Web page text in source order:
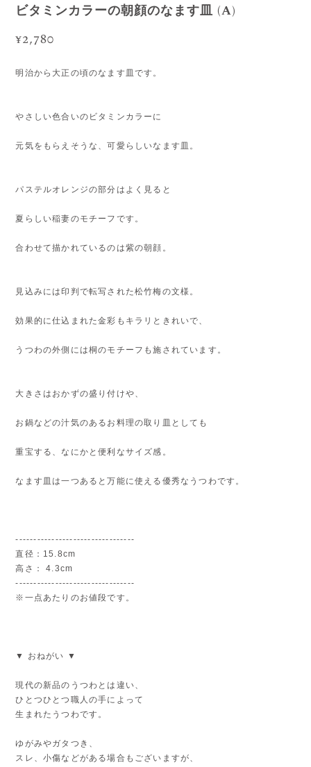
ビタミンカラーの朝顔のなます皿 (A)
¥2,780
明治から大正の頃のなます皿です。
やさしい色合いのビタミンカラーに
元気をもらえそうな、可愛らしいなます皿。
パステルオレンジの部分はよく見ると
夏らしい稲妻のモチーフです。
合わせて描かれているのは紫の朝顔。
見込みには印判で転写された松竹梅の文様。
効果的に仕込まれた金彩もキラリときれいで、
うつわの外側には桐のモチーフも施されています。
大きさはおかずの盛り付けや、
お鍋などの汁気のあるお料理の取り皿としても
重宝する、なにかと便利なサイズ感。
なます皿は一つあると万能に使える優秀なうつわです。
---------------------------------
直径：15.8cm
高さ： 4.3cm
---------------------------------
※一点あたりのお値段です。
▼ おねがい ▼
現代の新品のうつわとは違い、
ひとつひとつ職人の手によって
生まれたうつわです。
ゆがみやガタつき、
スレ、小傷などがある場合もございますが、